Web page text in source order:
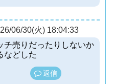
06/30(火) 18:04:33
チ売りだったりしないか
などした
返信